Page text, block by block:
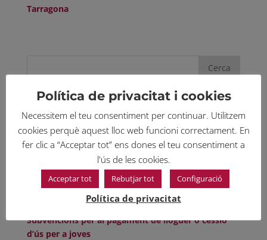
Tarragona
Últimes notícies publicades
PUBLICACIÓ LLISTATS PERSONES ADMESES LES
OLIVERES
SUBVENCIONS PER A OBRES D’ARRANJAMENT A
L’INTERIOR DELS HABITATGES PER A PERSONES
Subvencions per al pagament de lloguer o cessió
d’ús per a joves
Política de privacitat i cookies
Necessitem el teu consentiment per continuar. Utilitzem
cookies perquè aquest lloc web funcioni correctament. En
fer clic a “Acceptar tot” ens dones el teu consentiment a
l'ús de les cookies.
Acceptar tot Rebutjar tot Configuració
Política de privacitat